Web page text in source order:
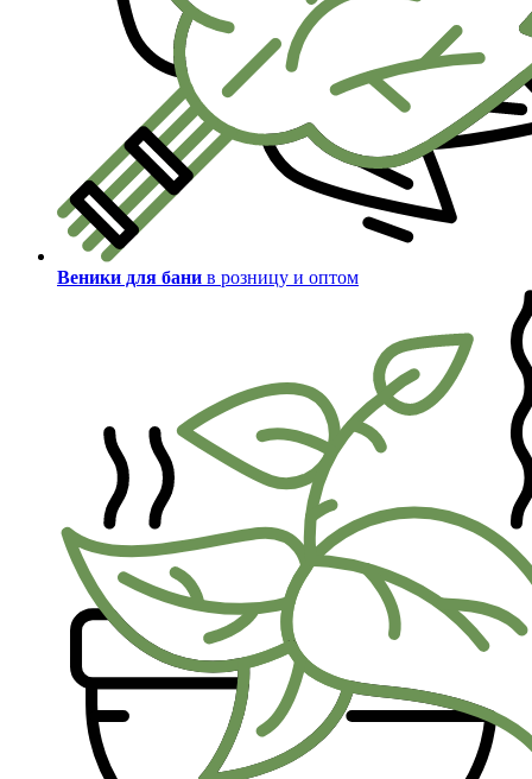
Веники для бани в розницу и оптом